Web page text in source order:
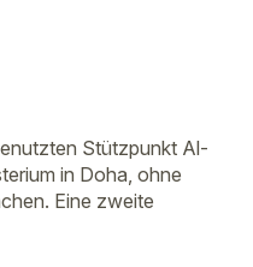
Stützpunkt Al-
in Doha, ohne
Eine zweite